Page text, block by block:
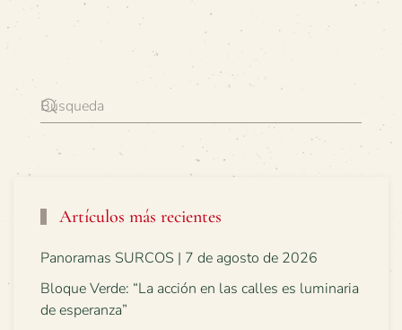
Artículos más recientes
Panoramas SURCOS | 7 de agosto de 2026
Bloque Verde: “La acción en las calles es luminaria
de esperanza”